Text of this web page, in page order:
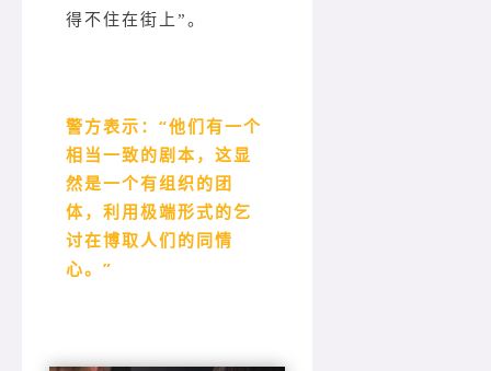
得不住在街上”。
警方表示： “他们有一个
相当一致的剧本，这显
然是一个有组织的团
体，利用极端形式的乞
讨在博取人们的同情
心。”